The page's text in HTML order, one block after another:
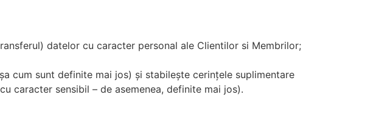
datelor cu caracter personal ale Clientilor si Membrilor;
cum sunt definite mai jos) și stabilește cerințele suplimentare
caracter sensibil – de asemenea, definite mai jos).